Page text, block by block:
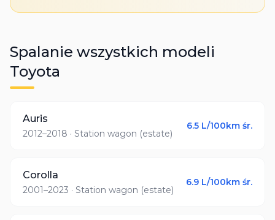
Spalanie wszystkich modeli
Toyota
Auris
2012–2018 · Station wagon (estate)
6.5 L/100km śr.
Corolla
2001–2023 · Station wagon (estate)
6.9 L/100km śr.